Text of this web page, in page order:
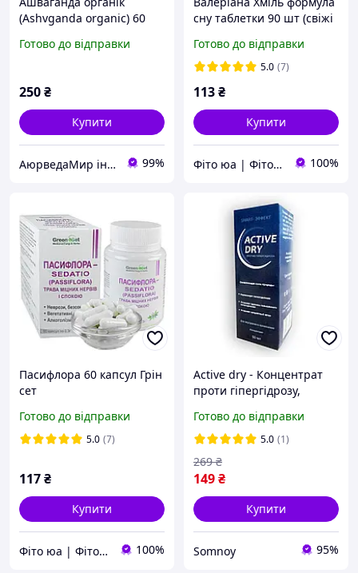
(Ashvganda organic) 60
стресс, улучшает память
Готово до відправки
250₴
Купити
АюрведаМир інтернет магазин для здоров'я та оригінальної продукції з Індії 99%
сну таблетки 90 шт (свіжі
Готово до відправки
5.0 (7)
113₴
Купити
Фіто юа | Фітоаптека 100%
Пасифлора 60 капсул Грін
сет
Готово до відправки
5.0 (7)
117₴
Купити
Фіто юа | Фітоаптека 100%
Active dry - Концентрат
проти гіпергідрозу,
Готово до відправки
5.0 (1)
149₴
269 ₴
Купити
Somnoy 95%